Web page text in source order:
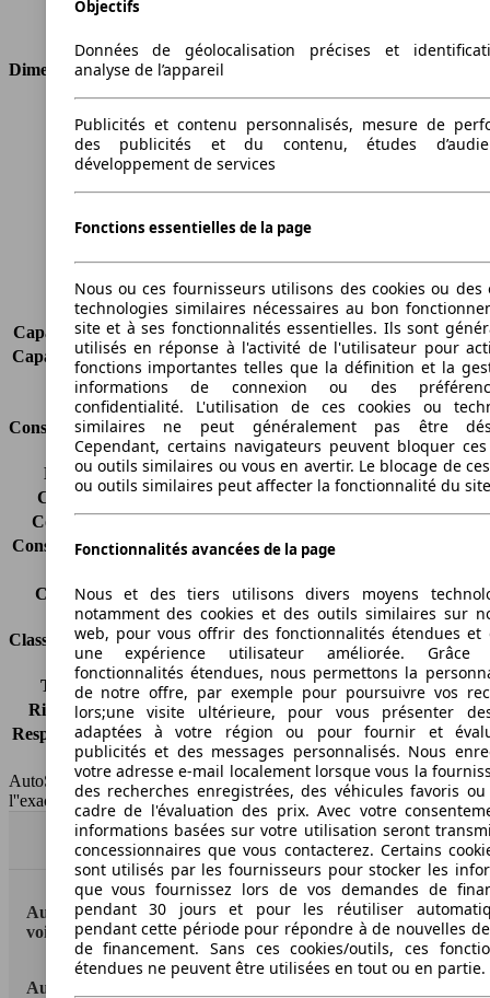
Dimensions
Longueur
3950 mm
Hauteur
1481 mm
Largeur
Empattement
2489 mm
Charge maximale
524 kg
Portes
3
Sièges
5
Charge sur toit
-
Capacité de remorquage (sans freins) -
Capacité de remorquage (avec freins) 750 kg
Volume du coffre
295 - 979 l
Consommation
Émissions de CO2*
110 g/km (komb.)
Consommation (ville)
5.3 l/100km
Consommation (route)
Consommation (combinée)* 4.2 l/100km
Capacité du réservoir
43 l
Classes d'assurance
Tous risques
-
Risques partiels
-
Responsabilité civile
HSN/TSN
-
AutoScout24 France SAS décline toute responsabilité concernant
l''exactitude des indications fournies.
Haut
AutoScout24: la plus grande plateforme en ligne de
voitures en Europe
AutoScout24
Objectifs
Données de géolocalisation précises et
analyse de l’appareil
Publicités et contenu personnalisés, mesure de
des publicités et du contenu, études
développement de services
Fonctions essentielles de la page
Nous ou ces fournisseurs utilisons des cookies ou des
technologies similaires nécessaires au bon
site et à ses fonctionnalités essentielles. Ils sont
utilisés en réponse à l'activité de l'utilisateur pour
fonctions importantes telles que la définition et la
informations de connexion ou des
confidentialité. L'utilisation de ces cookies ou
similaires ne peut généralement pas être
Cependant, certains navigateurs peuvent bloquer ces
ou outils similaires ou vous en avertir. Le blocage de
ou outils similaires peut affecter la fonctionnalité du
Fonctionnalités avancées de la page
Nous et des tiers utilisons divers moyens
notamment des cookies et des outils similaires sur
web, pour vous offrir des fonctionnalités étendues et
une expérience utilisateur améliorée.
fonctionnalités étendues, nous permettons la
de notre offre, par exemple pour poursuivre vos
lors;une visite ultérieure, pour vous présenter
adaptées à votre région ou pour fournir et
publicités et des messages personnalisés. Nous
votre adresse e-mail localement lorsque vous la
des recherches enregistrées, des véhicules favoris
cadre de l'évaluation des prix. Avec votre
informations basées sur votre utilisation seront
concessionnaires que vous contacterez. Certains
sont utilisés par les fournisseurs pour stocker les
que vous fournissez lors de vos demandes de
pendant 30 jours et pour les réutiliser
pendant cette période pour répondre à de nouvelles
de financement. Sans ces cookies/outils, ces
étendues ne peuvent être utilisées en tout ou en partie.